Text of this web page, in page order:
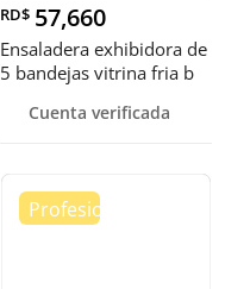
RD$ 57,660
Ensaladera exhibidora de
5 bandejas vitrina fria b
Cuenta verificada